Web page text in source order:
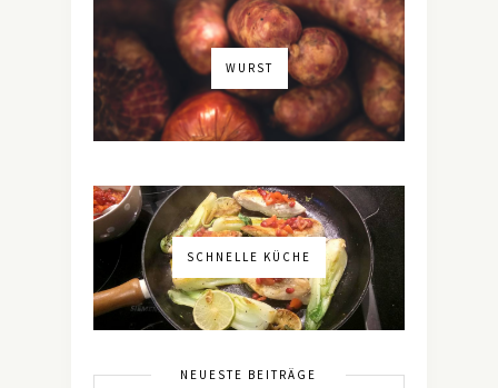
WURST
SCHNELLE KÜCHE
NEUESTE BEITRÄGE